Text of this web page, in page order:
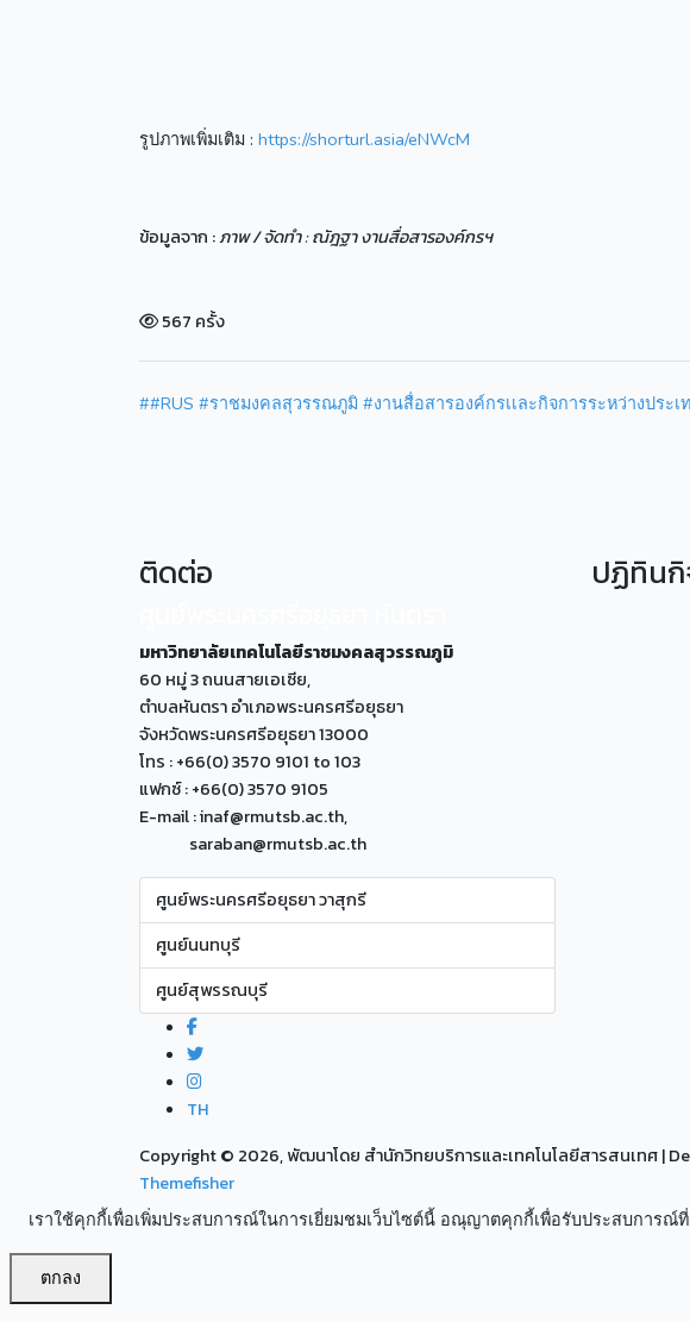
รูปภาพเพิ่มเติม : https://shorturl.asia/eNWcM
ข้อมูลจาก :ภาพ / จัดทำ : ณัฎฐา งานสื่อสารองค์กรฯ
567 ครั้ง
##RUS #ราชมงคลสุวรรณภูมิ #งานสื่อสารองค์กรเเละกิจการระหว่างปร
ติดต่อ
มหาวิทยาลัยเทคโนโลยีราชมงคลสุวรรณภูมิ
60 หมู่ 3 ถนนสายเอเซีย,
ตำบลหันตรา อำเภอพระนครศรีอยุธยา
จังหวัดพระนครศรีอยุธยา 13000
โทร : +66(0) 3570 9101 to 103
แฟกซ์ : +66(0) 3570 9105
E-mail : inaf@rmutsb.ac.th,
saraban@rmutsb.ac.th
ศูนย์พระนครศรีอยุธยา วาสุกรี
ศูนย์นนทบุรี
ศูนย์สุพรรณบุรี
TH
ปฏิทิน
Copyright © 2026, พัฒนาโดย สำนักวิทยบริการและเทคโนโลยีสารสนเทศ|
Themefisher
เราใช้คุกกี้เพื่อเพิ่มประสบการณ์ในการเยี่ยมชมเว็บไซต์นี้ อณุญาตคุกกี้เพื่อรับประสบการณ์
ตกลง